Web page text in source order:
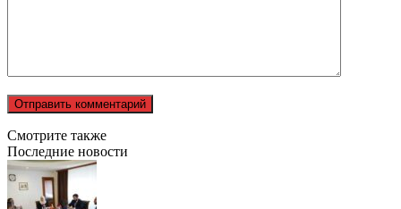
Смотрите также
Последние новости